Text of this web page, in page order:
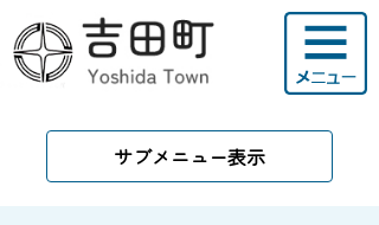
サブメニュー表示